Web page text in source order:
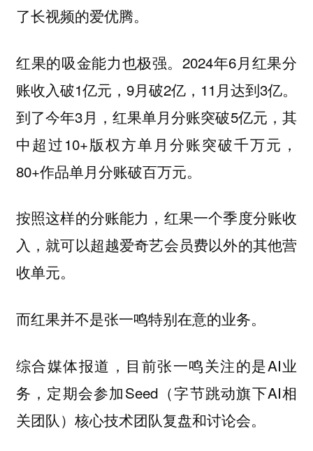
了长视频的爱优腾。
红果的吸金能力也极强。2024年6月红果分
账收入破1亿元，9月破2亿，11月达到3亿。
到了今年3月，红果单月分账突破5亿元，其
中超过10+版权方单月分账突破千万元，
80+作品单月分账破百万元。
按照这样的分账能力，红果一个季度分账收
入，就可以超越爱奇艺会员费以外的其他营
收单元。
而红果并不是张一鸣特别在意的业务。
综合媒体报道，目前张一鸣关注的是AI业
务，定期会参加Seed（字节跳动旗下AI相
关团队）核心技术团队复盘和讨论会。